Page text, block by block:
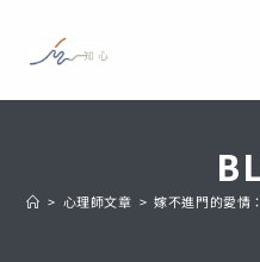
> 心理師文章 > 嫁不進門的愛情